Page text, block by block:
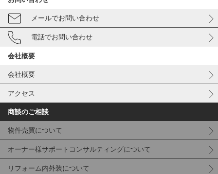
メールでお問い合わせ
電話でお問い合わせ
会社概要
会社概要
アクセス
商談のご相談
物件売買について
オーナー様サポートコンサルティングについて
リフォーム内外装について